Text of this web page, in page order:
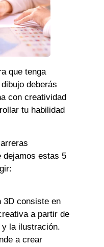
que tenga
deberás
con creatividad
tu habilidad
dejamos estas 5
3D consiste en
a partir de
la ilustración.
a crear